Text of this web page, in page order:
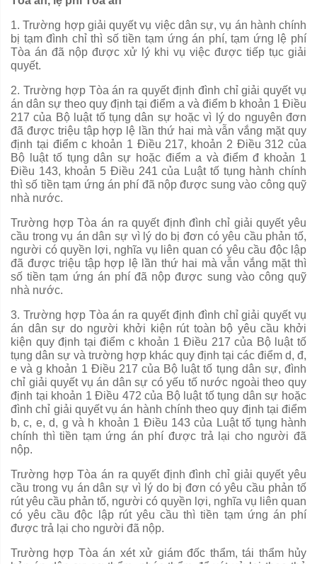
1. Trường hợp giải quyết vụ việc dân sự, vụ án hành chính
bị tạm đình chỉ thì số tiền tạm ứng án phí, tạm ứng lệ phí
Tòa án đã nộp được xử lý khi vụ việc được tiếp tục giải
quyết.
2. Trường hợp Tòa án ra quyết định đình chỉ giải quyết vụ
án dân sự theo quy định tại điểm a và điểm b khoản 1 Điều
217 của Bộ luật tố tụng dân sự hoặc vì lý do nguyên đơn
đã được triệu tập hợp lệ lần thứ hai mà vẫn vắng mặtquy
định tại điểm c khoản 1 Điều 217, khoản 2 Điều 312 của
Bộ luật tố tụng dân sự hoặc điểm a và điểm đ khoản 1
Điều 143, khoản 5 Điều 241 của Luật tố tụng hành chính
thì số tiền tạm ứng án phí đã nộp được sung vào công quỹ
nhà nước.
Trường hợp Tòa án ra quyết định đình chỉ giải quyết yêu
cầu trong vụ án dân sự vì lý do bị đơn có yêu cầu phản tố,
người có quyền lợi, nghĩa vụ liên quan có yêu cầu độc ập
đã được triệu tập hợp lệ lần thứ hai mà vẫn vắng mặt thì
số tiền tạm ứng án phí đã nộp được sung vào công quỹ
nhà nước.
3. Trường hợp Tòa án ra quyết định đình chỉ giảiquyếtvụ
án dân sự do người khởi kiện rút toàn bộ yêu cầu khởi
kiện quy định tại điểm c khoản 1 Điều 217 của Bộ luật tố
tụng dân sự và trường hợp khác quy định tại các điểm d, đ,
e và g khoản 1 Điều 217 của Bộ luật tố tụng dân sự, đình
chỉ giảiquyếtvụ án dân sự có yếu tố nước ngoài theo quy
định tại khoản 1 Điều 472 của Bộ luật tố tụng dân sự hoặc
đình chỉ giải quyết vụ án hành chính theo quy định tại điểm
b, c, e, d, g và h khoản 1 Điều 143 của Luật tố tụng hành
chính thì tiền tạm ứng án phí được trả lại cho người đã
nộp.
Trường hợp Tòa án ra quyết định đình chỉ giải quyết yêu
cầu trong vụ án dân sự vì lý do bị đơn có yêu cầu phản tố
rút yêu cầu phản tố, người có quyền lợi, nghĩa vụ liên quan
có yêu cầu độc lập rút yêu cầu thì tiền tạm ứng án phí
được trả lại cho người đã nộp.
Trường hợp Tòa án xét xử giám đốc thẩm, tái thẩm hủy